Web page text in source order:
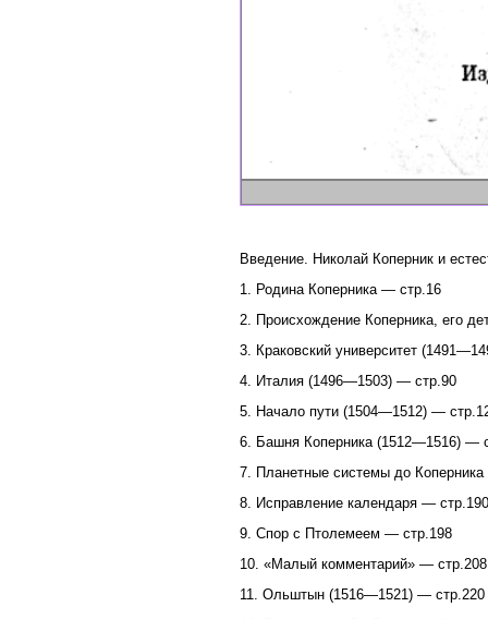
Введение. Николай Коперник и
1. Родина Коперника — стр.16
2. Происхождение Коперника, его
3. Краковский университет
4. Италия (1496—1503) — стр.90
5. Начало пути (1504—1512) —
6. Башня Коперника (1512—1516) —
7. Планетные системы до
8. Исправление календаря — стр.190
9. Спор с Птолемеем — стр.198
10. «Малый комментарий» — стр.208
11. Ольштын (1516—1521) — стр.220